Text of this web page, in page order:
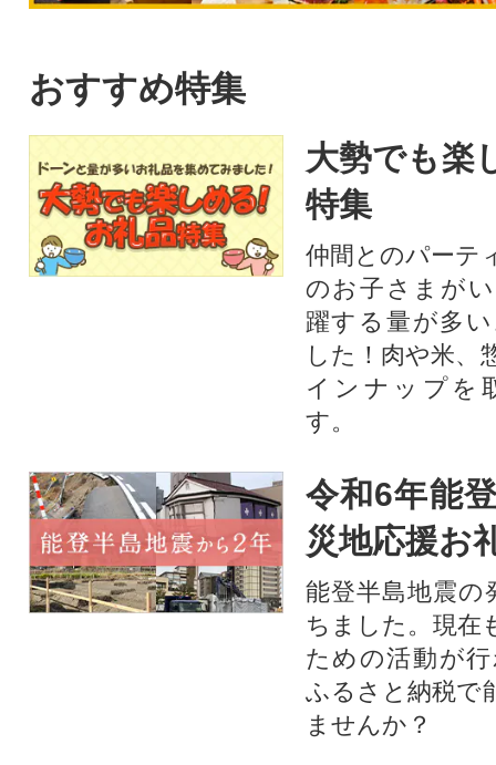
おすすめ特集
大勢でも楽
特集
仲間とのパーテ
のお子さまが
躍する量が多
した！肉や米、
インナップを
す。
令和6年能
災地応援お
能登半島地震の
ちました。現在
ための活動が
ふるさと納税で
ませんか？